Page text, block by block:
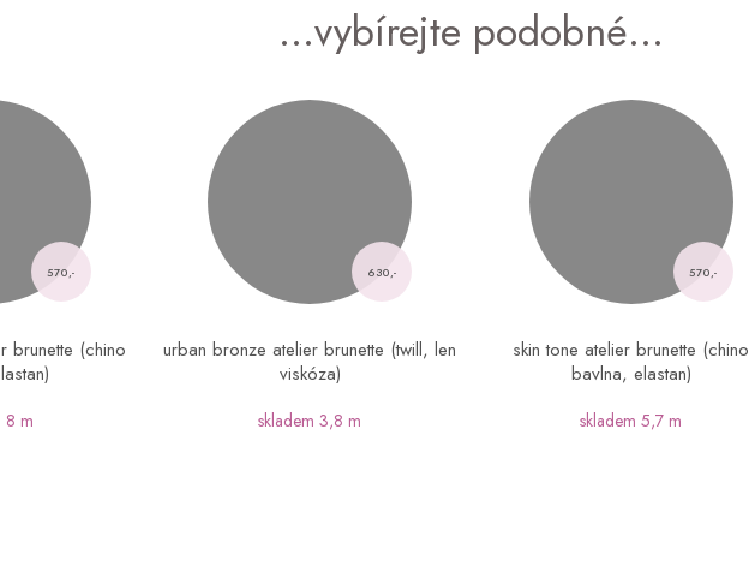
...vybírejte podobné...
570,-
brunette (chino
8 m
630,-
urban bronze atelier brunette (twill, len
viskóza)
skladem3,8 m
570,-
skin tone atelier brunette (chino
bavlna, elastan)
skladem5,7 m